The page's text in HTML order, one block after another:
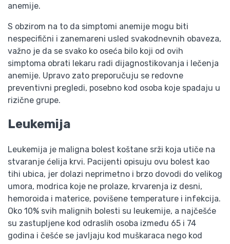
anemije.
S obzirom na to da simptomi anemije mogu biti
nespecifični i zanemareni usled svakodnevnih obaveza,
važno je da se svako ko oseća bilo koji od ovih
simptoma obrati lekaru radi dijagnostikovanja i lečenja
anemije. Upravo zato preporučuju se redovne
preventivni pregledi, posebno kod osoba koje spadaju u
rizične grupe.
Leukemija
Leukemija je maligna bolest koštane srži koja utiče na
stvaranje ćelija krvi. Pacijenti opisuju ovu bolest kao
tihi ubica, jer dolazi neprimetno i brzo dovodi do velikog
umora, modrica koje ne prolaze, krvarenja iz desni,
hemoroida i materice, povišene temperature i infekcija.
Oko 10% svih malignih bolesti su leukemije, a najčešće
su zastupljene kod odraslih osoba između 65 i 74
godina i češće se javljaju kod muškaraca nego kod